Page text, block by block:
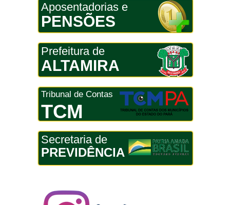
Aposentadorias e
PENSÕES
Prefeitura de
ALTAMIRA
Tribunal de Contas
TCM
Secretaria de
PREVIDÊNCIA